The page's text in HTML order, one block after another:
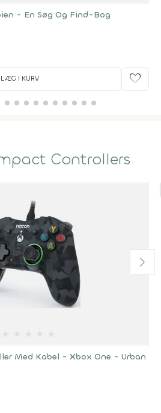
- En Søg Og Find-Bog
LÆG I KURV favorite
Controllers
Med Kabel - Xbox One - Urban